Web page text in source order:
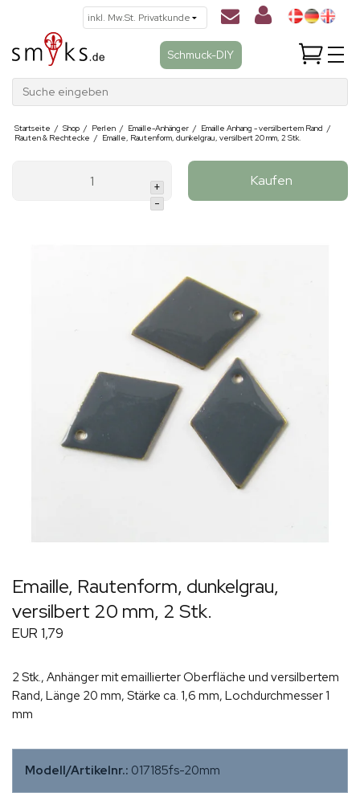
Schmuck-DIY
Suche eingeben
Startseite / Shop / Perlen / Emaille-Anhänger / Emaille Anhang - versilbertem Rand /
Rauten & Rechtecke / Emaille, Rautenform, dunkelgrau, versilbert 20 mm, 2 Stk.
+
-
Kaufen
Emaille, Rautenform, dunkelgrau,
versilbert 20 mm, 2 Stk.
EUR 1,79
2 Stk., Anhänger mit emaillierter Oberfläche und versilbertem
Rand, Länge 20 mm, Stärke ca. 1,6 mm, Lochdurchmesser 1
mm
Modell/Artikelnr.: 017185fs-20mm